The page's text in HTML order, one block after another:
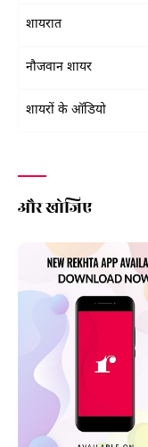
शायरात
नौजवान शायर
शायरों के ऑडियो
और खोजिए